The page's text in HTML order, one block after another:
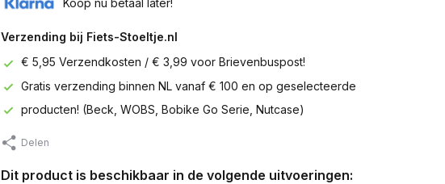
Koop nu betaal later!
Verzending bij Fiets-Stoeltje.nl
€ 5,95 Verzendkosten / € 3,99 voor Brievenbuspost!
Gratis verzending binnen NL vanaf € 100 en op geselecteerde
producten! (Beck, WOBS, Bobike Go Serie, Nutcase)
Delen
Dit product is beschikbaar in de volgende uitvoeringen: